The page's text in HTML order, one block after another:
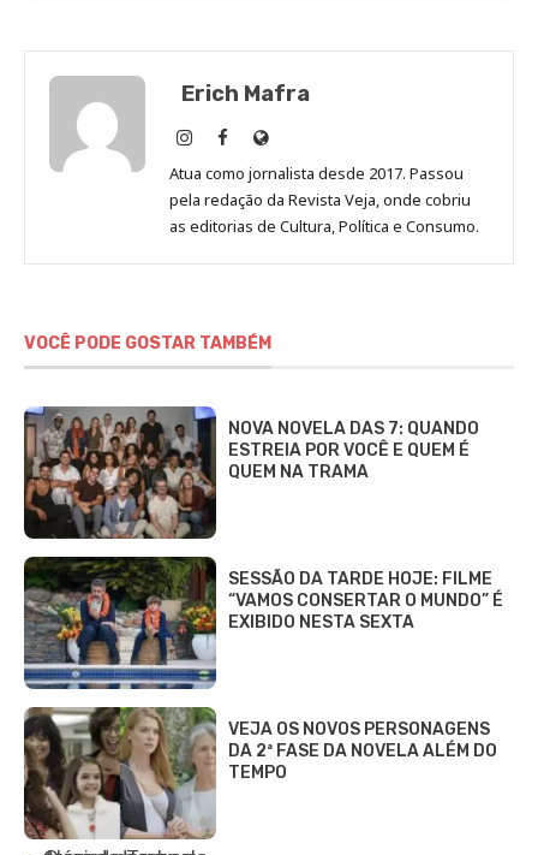
Erich Mafra
Erich
Mafra
no
Instagram
Erich
Mafra
no
Facebook
Site
de
Erich
Mafra
Atua como jornalista desde 2017. Passou
pela redação da Revista Veja, onde cobriu
as editorias de Cultura, Política e Consumo.
VOCÊ PODE GOSTAR TAMBÉM
NOVA NOVELA DAS 7: QUANDO
ESTREIA POR VOCÊ E QUEM É
QUEM NA TRAMA
SESSÃO DA TARDE HOJE: FILME
“VAMOS CONSERTAR O MUNDO” É
EXIBIDO NESTA SEXTA
VEJA OS NOVOS PERSONAGENS
DA 2ª FASE DA NOVELA ALÉM DO
TEMPO